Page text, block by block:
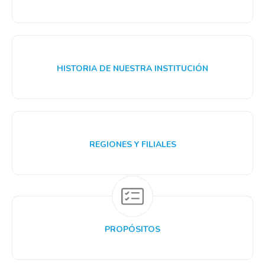
HISTORIA DE NUESTRA INSTITUCIÓN
REGIONES Y FILIALES
PROPÓSITOS